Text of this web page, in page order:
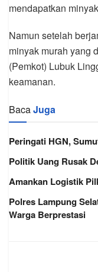
mendapatkan
Namun setelah
minyak murah yang
(Pemkot) Lubuk
keamanan.
BacaJuga
Peringati HGN,
Politik Uang Rusak
Amankan Logistik
Polres Lampung
Warga Berprestasi